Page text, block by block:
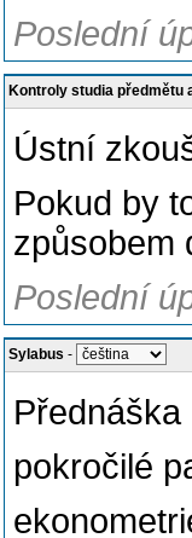
Poslední
Kontroly studia předmětu
Ústní
Pokud by
způsobem
Poslední
Sylabus -
pokročilé